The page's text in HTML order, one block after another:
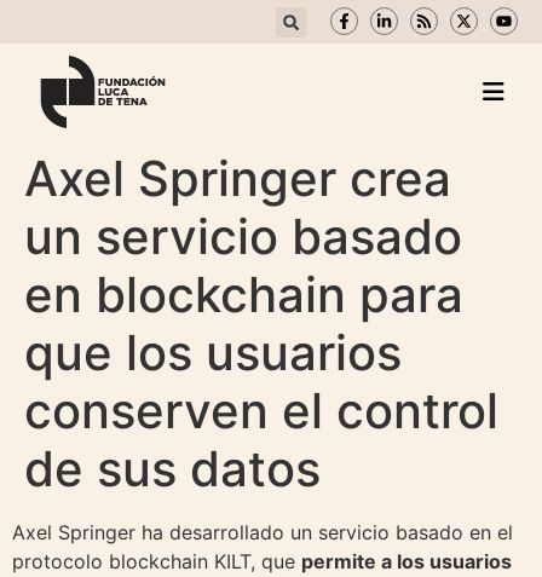
Axel Springer crea
un servicio basado
en blockchain para
que los usuarios
conserven el control
de sus datos
Axel Springer ha desarrollado un servicio basado en el
protocolo blockchain KILT, que permite a los usuarios